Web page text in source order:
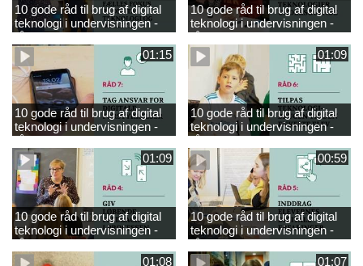
10 gode råd til brug af digital
teknologi i undervisningen -
råd 10
10 gode råd til brug af digital
teknologi i undervisningen -
råd 8
01:15
10 gode råd til brug af digital
teknologi i undervisningen -
råd 7
01:09
10 gode råd til brug af digital
teknologi i undervisningen -
råd 6
01:09
10 gode råd til brug af digital
teknologi i undervisningen -
råd 4
00:59
10 gode råd til brug af digital
teknologi i undervisningen -
råd 5
01:08
01:07